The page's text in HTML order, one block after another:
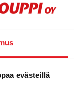
evästeillä